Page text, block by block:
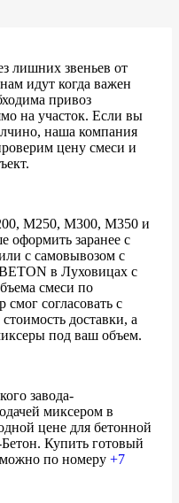
лишних звеньев от
идут когда важен
привоз
на участок. Если вы
наша компания
цену смеси и
М250, М300, М350 и
оформить заранее с
с самовывозом с
в Луховицах с
смеси по
согласовать с
доставки, а
под ваш объем.
завода-
миксером в
цене для бетонной
Купить готовый
можно по номеру +7